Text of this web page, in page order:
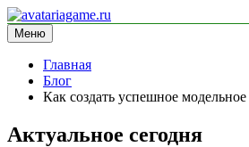
Перейти
к
содержимому
avatariagame.ru
информационный сайт
Меню
Главная
Блог
Как создать успешное
Актуальное сегодня